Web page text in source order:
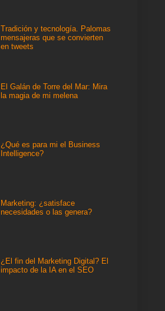
Tradición y tecnología. Palomas
mensajeras que se convierten
en tweets
El Galán de Torre del Mar: Mira
la magia de mi melena
¿Qué es para mi el Business
Intelligence?
Marketing: ¿satisface
necesidades o las genera?
¿El fin del Marketing Digital? El
impacto de la IA en el SEO